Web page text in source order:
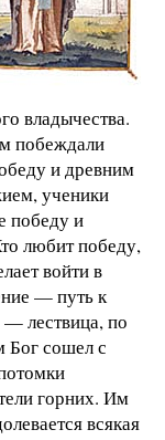
владычества.
побеждали
и древним
ученики
победу и
любит победу,
войти в
— путь к
лествица, по
Бог сошел с
горних. Им
всякая